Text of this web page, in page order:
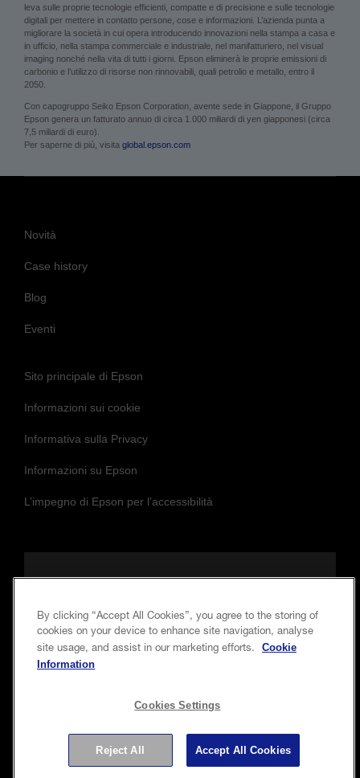
leva sulle proprie tecnologie efficienti, compatte e di precisione e sulle tecnologie
digitali per mettere in contatto persone, cose e informazioni. L’azienda punta a
migliorare la società in cui opera introducendo innovazioni nella stampa a casa e
in ufficio, nella stampa commerciale e industriale, nel manifatturiero, nel visual
imaging nonché nella vita di tutti i giorni. Epson eliminerà le proprie emissioni di
carbonio e l’utilizzo di risorse non rinnovabili, quali petrolio e metallo, entro il
2050.
Con capogruppo Seiko Epson Corporation, avente sede in Giappone, il Gruppo
Epson genera un fatturato annuo di circa 1.000 miliardi di yen giapponesi (circa
7,5 miliardi di euro).
Per saperne di più, visita global.epson.com
Novità
Case history
Blog
Eventi
Sito principale di Epson
Informazioni sui cookie
Informativa sulla Privacy
Informazioni su Epson
L’impegno di Epson per l’accessibilità
Seguici per essere sempre aggiornato e in
Copyright © 2026 Seiko Epson Corporation. Tutti i diritti
riservati.
By clicking “Accept All Cookies”, you agree to the storing of
cookies on your device to enhance site navigation, analyse
site usage, and assist in our marketing efforts.
Cookie
Information
Cookies Settings
Reject All Accept All Cookies